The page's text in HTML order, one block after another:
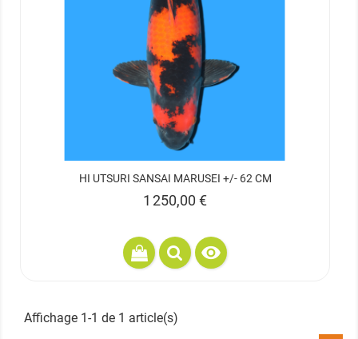
HI UTSURI SANSAI MARUSEI +/- 62 CM
Prix
1 250,00 €

Affichage 1-1 de 1 article(s)